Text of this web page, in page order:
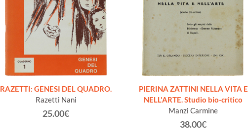
RAZETTI: GENESI DEL QUADRO.
Razetti Nani
25.00€
PIERINA ZATTINI NELLA VITA E
NELL'ARTE. Studio bio-critico
Manzi Carmine
38.00€